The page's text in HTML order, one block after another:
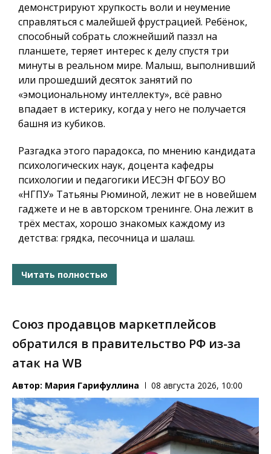
демонстрируют хрупкость воли и неумение
справляться с малейшей фрустрацией. Ребёнок,
способный собрать сложнейший паззл на
планшете, теряет интерес к делу спустя три
минуты в реальном мире. Малыш, выполнивший
или прошедший десяток занятий по
«эмоциональному интеллекту», всё равно
впадает в истерику, когда у него не получается
башня из кубиков.
Разгадка этого парадокса, по мнению кандидата
психологических наук, доцента кафедры
психологии и педагогики ИЕСЭН ФГБОУ ВО
«НГПУ» Татьяны Рюминой, лежит не в новейшем
гаджете и не в авторском тренинге. Она лежит в
трёх местах, хорошо знакомых каждому из
детства: грядка, песочница и шалаш.
Читать полностью
Союз продавцов маркетплейсов
обратился в правительство РФ из-за
атак на WB
Автор: Мария Гарифуллина 08 августа 2026, 10:00